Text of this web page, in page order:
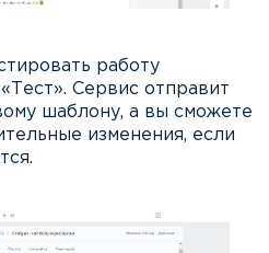
работу
Сервис отправит
шаблону, а вы сможете
изменения, если